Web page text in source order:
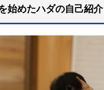
始めたハダの自己紹介